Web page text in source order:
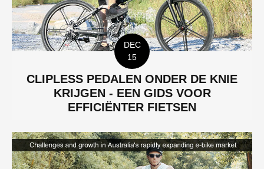
DEC
15
CLIPLESS PEDALEN ONDER DE KNIE
KRIJGEN - EEN GIDS VOOR
EFFICIËNTER FIETSEN